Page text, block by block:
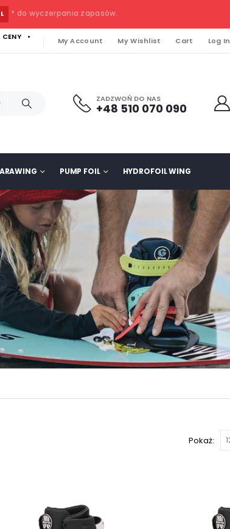
* do wyczerpania zapasów.
•
My Account My Wishlist Cart Log In
ZADZWOŃ DO NAS
+48 510 070 090
PUMP FOIL HYDROFOIL WING
Pokaż: